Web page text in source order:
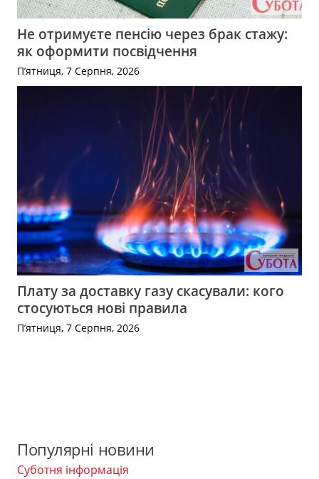
Не отримуєте пенсію через брак стажу:
як оформити посвідчення
П’ятниця, 7 Серпня, 2026
Плату за доставку газу скасували: кого
стосуються нові правила
П’ятниця, 7 Серпня, 2026
Популярні новини
Суботня інформація